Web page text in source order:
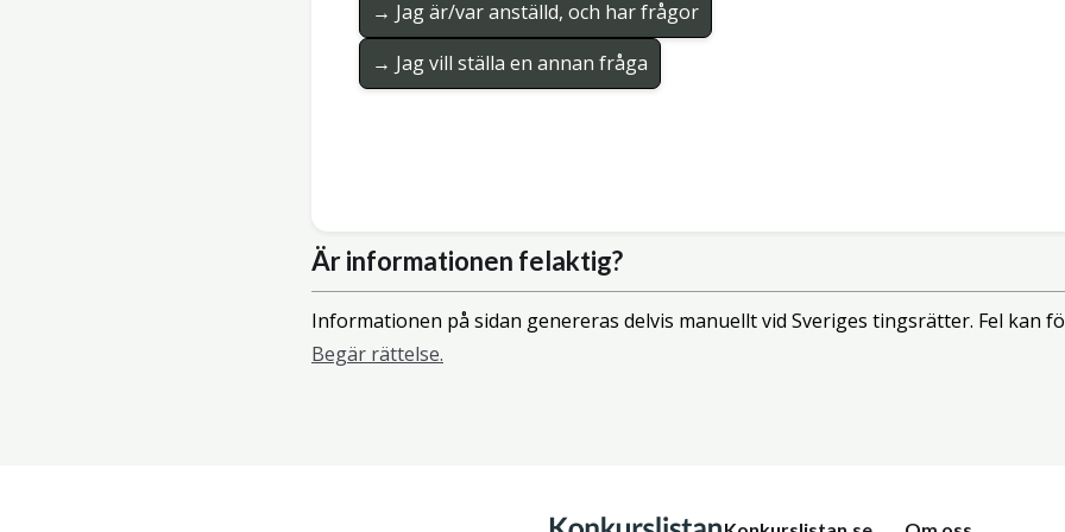
→ Jag är/var anställd, och har frågor
→ Jag vill ställa en annan fråga
Är informationen felaktig?
Informationen på sidan genereras delvis manuellt vid Sveriges tingsrätter. Fel kan
Begär rättelse.